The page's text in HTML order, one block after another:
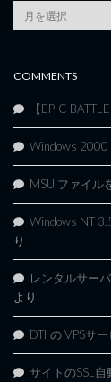
Article
Archives
COMMENTS
【EPIC
Windows 2000
MSU ファイル
Windows NT
り
レンタルサー
より
DTI の VPSサ
サイトのSSL